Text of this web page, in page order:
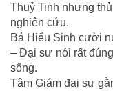
Thuỷ Tinh nhưng
nghiên cứu.
Bá Hiểu Sinh cười
– Đại sư nói rất
sống.
Tâm Giám đại sư